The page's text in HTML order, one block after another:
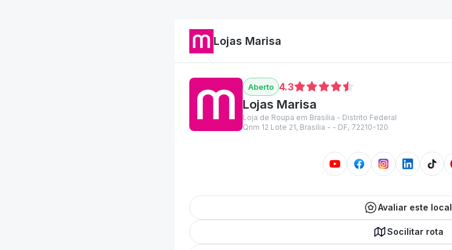
Lojas Marisa
4.3
Lojas Marisa
Loja de Roupa em Brasília - Distrito Federal
Qnm 12 Lote 21, Brasília - - DF, 72210-120
Avaliar este local
Socilitar rota